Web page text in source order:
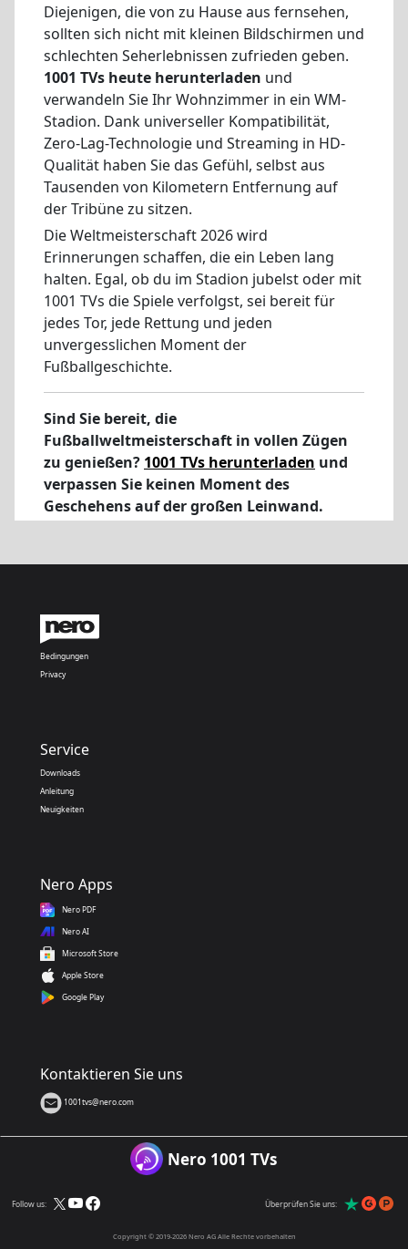
Diejenigen, die von zu Hause aus fernsehen,
sollten sich nicht mit kleinen Bildschirmen und
schlechten Seherlebnissen zufrieden geben.
1001 TVs heute herunterladen und
verwandeln Sie Ihr Wohnzimmer in ein WM-
Stadion. Dank universeller Kompatibilität,
Zero-Lag-Technologie und Streaming in HD-
Qualität haben Sie das Gefühl, selbst aus
Tausenden von Kilometern Entfernung auf
der Tribüne zu sitzen.
Die Weltmeisterschaft 2026 wird
Erinnerungen schaffen, die ein Leben lang
halten. Egal, ob du im Stadion jubelst oder mit
1001 TVs die Spiele verfolgst, sei bereit für
jedes Tor, jede Rettung und jeden
unvergesslichen Moment der
Fußballgeschichte.
Sind Sie bereit, die
Fußballweltmeisterschaft in vollen Zügen
zu genießen? 1001 TVs herunterladen und
verpassen Sie keinen Moment des
Geschehens auf der großen Leinwand.
Bedingungen
Privacy
Service
Downloads
Anleitung
Neuigkeiten
Nero Apps
Nero PDF
Nero AI
Microsoft Store
Apple Store
Google Play
Kontaktieren Sie uns
1001tvs@nero.com
Nero 1001 TVs
Follow us: Überprüfen Sie uns:
Copyright © 2019-2026 Nero AG Alle Rechte vorbehalten